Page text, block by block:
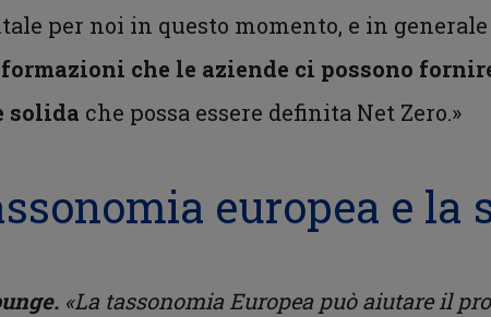
per noi in questo momento, e in
che le aziende ci possono
solida che possa essere definita Net Zero.»
europea e la
«La tassonomia Europea può aiutare il